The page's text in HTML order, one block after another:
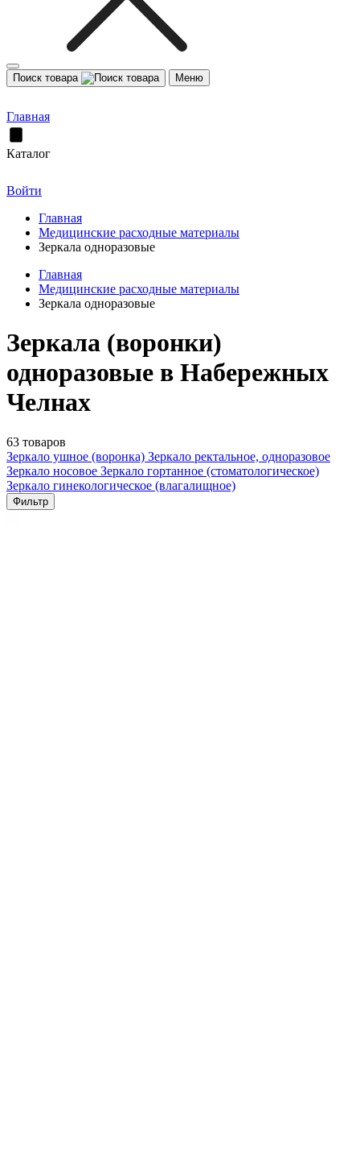
Поиск товара Меню
Главная
Каталог
Войти
Главная
Медицинские расходные материалы
Зеркала одноразовые
Главная
Медицинские расходные материалы
Зеркала одноразовые
Зеркала (воронки)
одноразовые в Набережных
Челнах
63 товаров
Зеркало ушное (воронка) Зеркало ректальное, одноразовое
Зеркало носовое Зеркало гортанное (стоматологическое)
Зеркало гинекологическое (влагалищное)
Фильтр